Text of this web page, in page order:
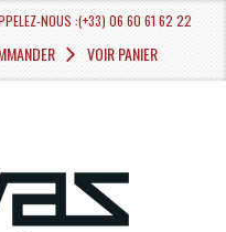
NOUS :(+33) 06 60 61 62 22
VOIR PANIER